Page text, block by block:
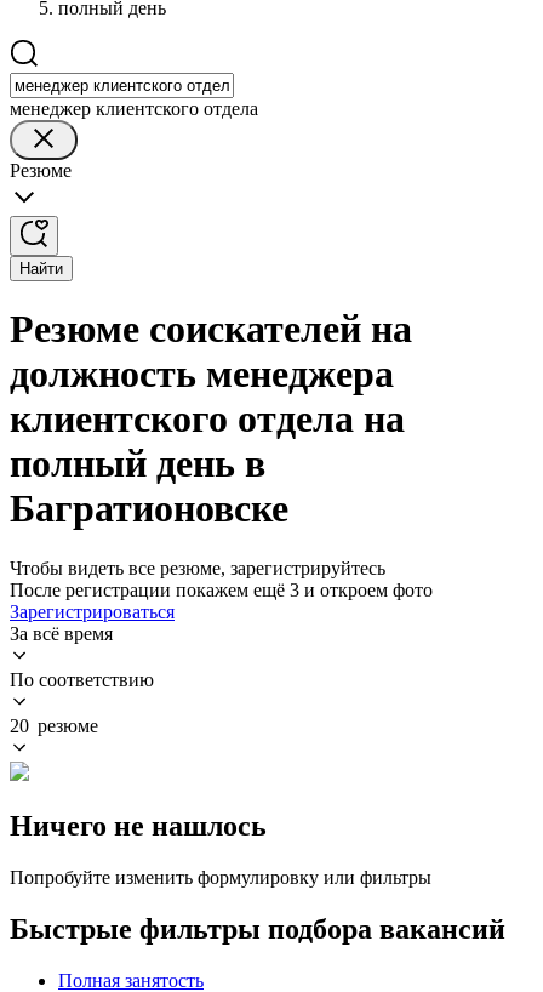
полный день
менеджер клиентского отдела
Резюме
Найти
Резюме соискателей на
должность менеджера
клиентского отдела на
полный день в
Багратионовске
Чтобы видеть все резюме, зарегистрируйтесь
После регистрации покажем ещё 3 и откроем фото
Зарегистрироваться
За всё время
По соответствию
20 резюме
Ничего не нашлось
Попробуйте изменить формулировку или фильтры
Быстрые фильтры подбора вакансий
Полная занятость